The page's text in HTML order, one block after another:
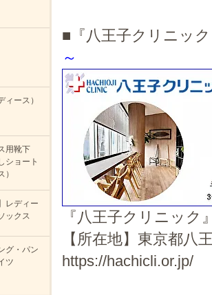
■『八王子クリニ
～
『八王子クリニック
【所在地】東京都
https://hachicli.or.jp/
ィース）
用靴下
ショート
）
レディー
ックス
グ・パン
ツ